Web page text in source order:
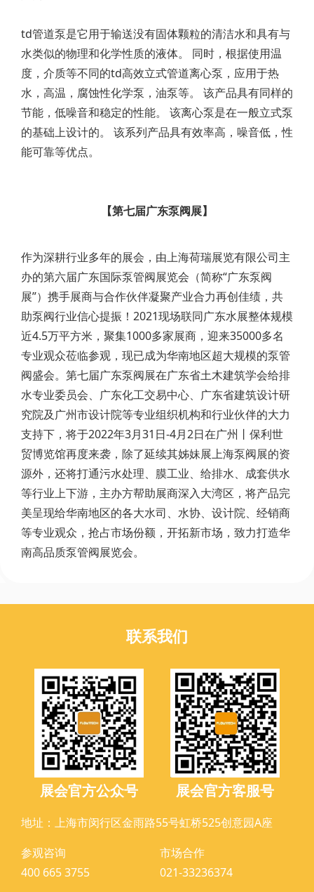
td管道泵是它用于输送没有固体颗粒的清洁水和具有与
水类似的物理和化学性质的液体。 同时，根据使用温
度，介质等不同的td高效立式管道离心泵，应用于热
水，高温，腐蚀性化学泵，油泵等。 该产品具有同样的
节能，低噪音和稳定的性能。 该离心泵是在一般立式泵
的基础上设计的。 该系列产品具有效率高，噪音低，性
能可靠等优点。
【第七届广东泵阀展】
作为深耕行业多年的展会，由上海荷瑞展览有限公司主
办的第六届广东国际泵管阀展览会（简称“广东泵阀
展”）携手展商与合作伙伴凝聚产业合力再创佳绩，共
助泵阀行业信心提振！2021现场联同广东水展整体规模
近4.5万平方米，聚集1000多家展商，迎来35000多名
专业观众莅临参观，现已成为华南地区超大规模的泵管
阀盛会。第七届广东泵阀展在广东省土木建筑学会给排
水专业委员会、广东化工交易中心、广东省建筑设计研
究院及广州市设计院等专业组织机构和行业伙伴的大力
支持下，将于2022年3月31日-4月2日在广州丨保利世
贸博览馆再度来袭，除了延续其姊妹展上海泵阀展的资
源外，还将打通污水处理、膜工业、给排水、成套供水
等行业上下游，主办方帮助展商深入大湾区，将产品完
美呈现给华南地区的各大水司、水协、设计院、经销商
等专业观众，抢占市场份额，开拓新市场，致力打造华
南高品质泵管阀展览会。
联系我们
展会官方公众号 展会官方客服号
地址：上海市闵行区金雨路55号虹桥525创意园A座
参观咨询
400 665 3755
市场合作
021-33236374